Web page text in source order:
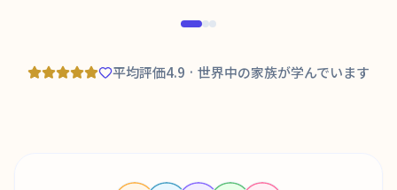
平均評価4.9 · 世界中の家族が学んでいます